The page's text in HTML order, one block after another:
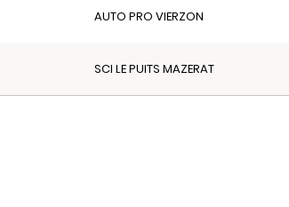
AUTO PRO VIERZON
SCI LE PUITS MAZERAT